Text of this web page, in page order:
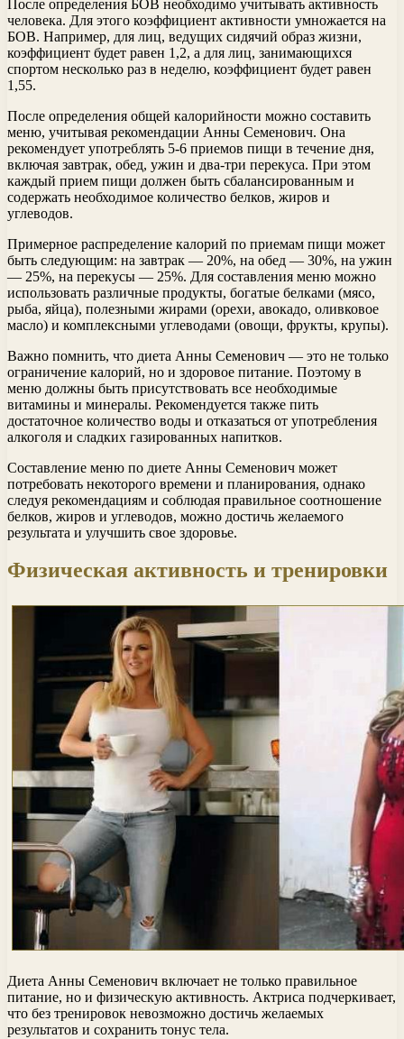
После определения БОВ необходимо учитывать активность
человека. Для этого коэффициент активности умножается на
БОВ. Например, для лиц, ведущих сидячий образ жизни,
коэффициент будет равен 1,2, а для лиц, занимающихся
спортом несколько раз в неделю, коэффициент будет равен
1,55.
После определения общей калорийности можно составить
меню, учитывая рекомендации Анны Семенович. Она
рекомендует употреблять 5-6 приемов пищи в течение дня,
включая завтрак, обед, ужин и два-три перекуса. При этом
каждый прием пищи должен быть сбалансированным и
содержать необходимое количество белков, жиров и
углеводов.
Примерное распределение калорий по приемам пищи может
быть следующим: на завтрак — 20%, на обед — 30%, на ужин
— 25%, на перекусы — 25%. Для составления меню можно
использовать различные продукты, богатые белками (мясо,
рыба, яйца), полезными жирами (орехи, авокадо, оливковое
масло) и комплексными углеводами (овощи, фрукты, крупы).
Важно помнить, что диета Анны Семенович — это не только
ограничение калорий, но и здоровое питание. Поэтому в
меню должны быть присутствовать все необходимые
витамины и минералы. Рекомендуется также пить
достаточное количество воды и отказаться от употребления
алкоголя и сладких газированных напитков.
Составление меню по диете Анны Семенович может
потребовать некоторого времени и планирования, однако
следуя рекомендациям и соблюдая правильное соотношение
белков, жиров и углеводов, можно достичь желаемого
результата и улучшить свое здоровье.
Физическая активность и тренировки
Диета Анны Семенович включает не только правильное
питание, но и физическую активность. Актриса подчеркивает,
что без тренировок невозможно достичь желаемых
результатов и сохранить тонус тела.